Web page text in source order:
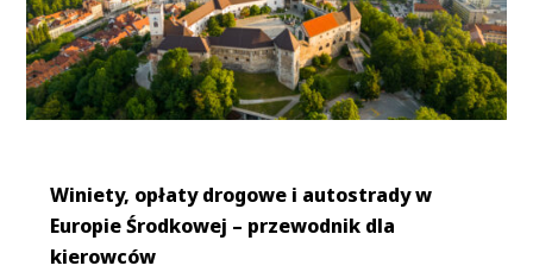
Winiety, opłaty drogowe i autostrady w
Europie Środkowej – przewodnik dla
kierowców